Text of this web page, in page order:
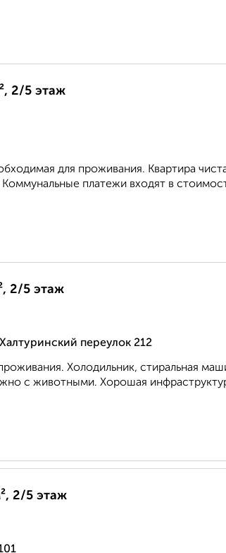
2/5 этаж
для проживания. Квартира
платежи входят в
2/5 этаж
переулок 212
Холодильник, стиральная
с животными. Хорошая
2/5 этаж